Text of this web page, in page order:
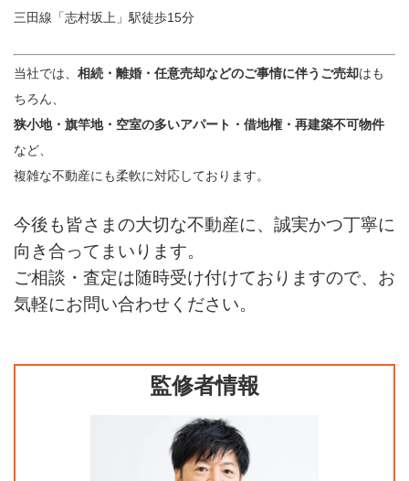
三田線「志村坂上」駅徒歩15分
当社では、 相続・離婚・任意売却などのご事情に伴うご売却はも
ちろん、
狭小地・旗竿地・空室の多いアパート・借地権・再建築不可物件
など、
複雑な不動産にも柔軟に対応しております。
今後も皆さまの大切な不動産に、誠実かつ丁寧に
向き合ってまいります。
ご相談・査定は随時受け付けておりますので、お
気軽にお問い合わせください。
監修者情報